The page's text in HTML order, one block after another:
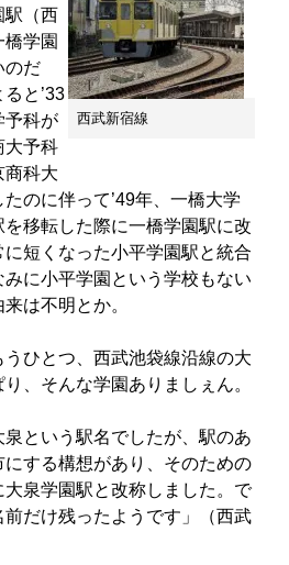
西武新宿線
駅（西
学園
のだ
と’33
予科が
大予科
商科大
のに伴って’49年、一橋大学
移転した際に一橋学園駅に改
短くなった小平学園駅と統合
みに小平学園という学校もない
は不明とか。
ひとつ、西武池袋線沿線の大
、そんな学園ありましぇん。
泉という駅名でしたが、駅のあ
にする構想があり、そのための
泉学園駅と改称しました。で
前だけ残ったようです」（西武